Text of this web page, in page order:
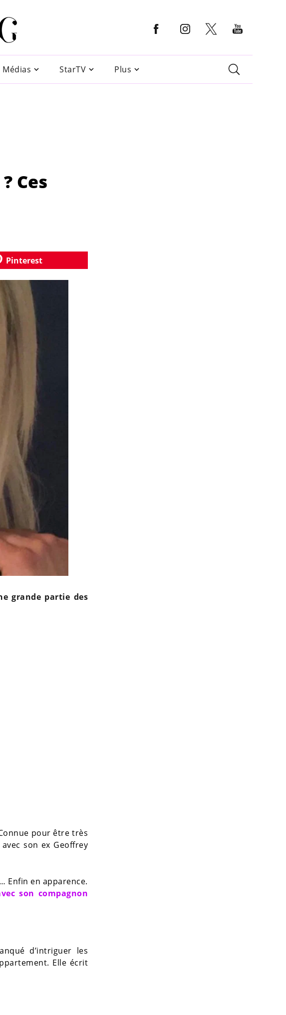
Médias StarTV Plus
Ces
Pinterest
grande partie des
pour être très
son ex Geoffrey
Enfin en apparence.
son compagnon
d’intriguer les
Elle écrit